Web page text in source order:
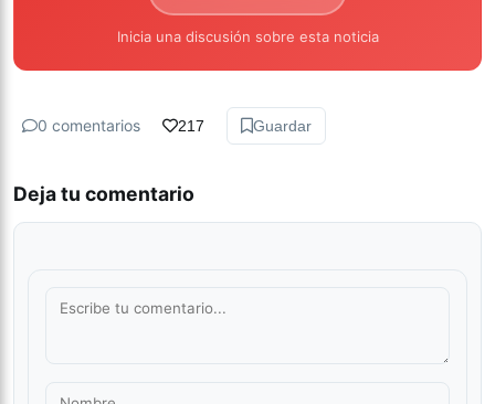
Inicia una discusión sobre esta noticia
0 comentarios 217 Guardar
Deja tu comentario